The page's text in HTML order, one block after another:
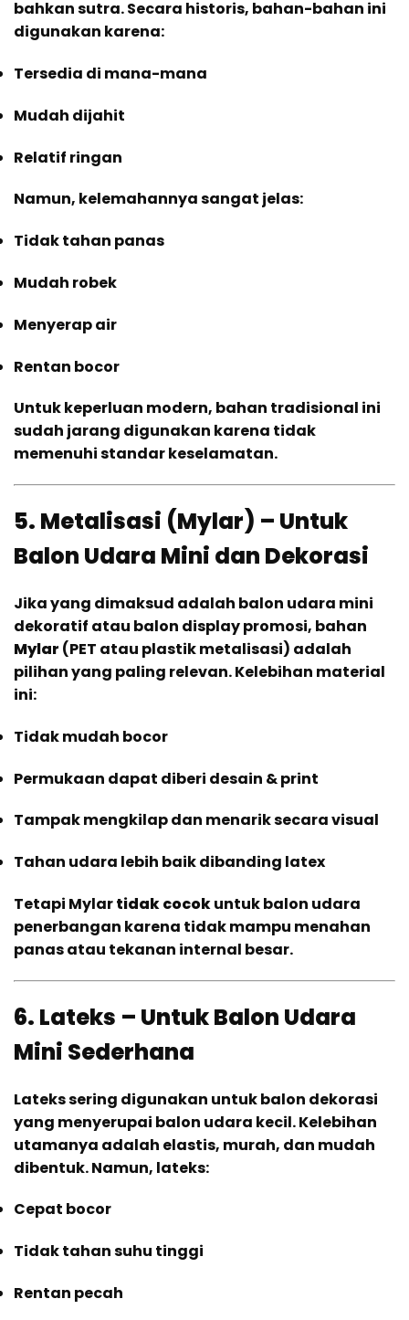
bahkan sutra. Secara historis, bahan-bahan ini
digunakan karena:
Tersedia di mana-mana
Mudah dijahit
Relatif ringan
Namun, kelemahannya sangat jelas:
Tidak tahan panas
Mudah robek
Menyerap air
Rentan bocor
Untuk keperluan modern, bahan tradisional ini
sudah jarang digunakan karena tidak
memenuhi standar keselamatan.
5. Metalisasi (Mylar) – Untuk
Balon Udara Mini dan Dekorasi
Jika yang dimaksud adalah balon udara mini
dekoratif atau balon display promosi, bahan
Mylar (PET atau plastik metalisasi) adalah
pilihan yang paling relevan. Kelebihan material
ini:
Tidak mudah bocor
Permukaan dapat diberi desain & print
Tampak mengkilap dan menarik secara visual
Tahan udara lebih baik dibanding latex
Tetapi Mylartidak cocokuntuk balon udara
penerbangan karena tidak mampu menahan
panas atau tekanan internal besar.
6. Lateks – Untuk Balon Udara
Mini Sederhana
Lateks sering digunakan untuk balon dekorasi
yang menyerupai balon udara kecil. Kelebihan
utamanya adalah elastis, murah, dan mudah
dibentuk. Namun, lateks:
Cepat bocor
Tidak tahan suhu tinggi
Rentan pecah